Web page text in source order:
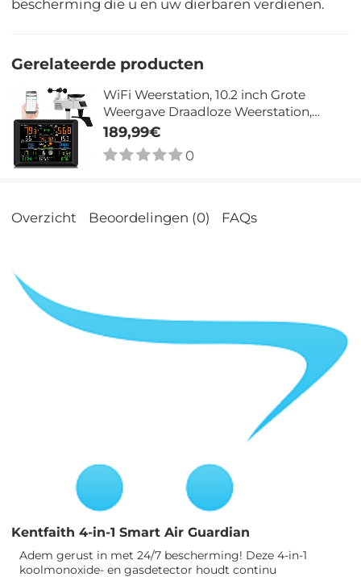
bescherming die u en uw dierbaren verdienen.
Gerelateerde producten
WiFi Weerstation, 10.2 inch Grote
Weergave Draadloze Weerstation,
Weerstations Draadloze Binnenbuiten
met Regenmeter en Windsnelheid,
Weervoorspelling, Windmeter,
189,99€
0
Overzicht Beoordelingen (0) FAQs
Kentfaith 4-in-1 Smart Air Guardian
Adem gerust in met 24/7 bescherming! Deze 4-in-1
koolmonoxide- en gasdetector houdt continu